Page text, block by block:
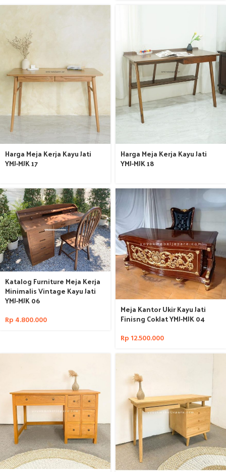
Harga Meja Kerja Kayu Jati
YMJ-MJK 17
Harga Meja Kerja Kayu Jati
YMJ-MJK 18
Katalog Furniture Meja Kerja
Minimalis Vintage Kayu Jati
YMJ-MJK 06
Rp 4.800.000
Meja Kantor Ukir Kayu Jati
Finisng Coklat YMJ-MJK 04
Rp 12.500.000